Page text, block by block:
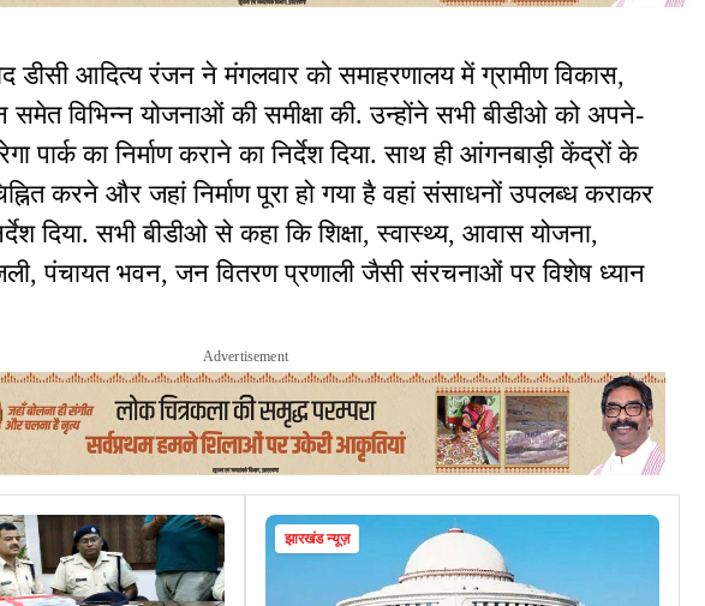
डीसी आदित्य रंजन ने मंगलवार को समाहरणालय में ग्रामीण विकास,
विभिन्न योजनाओं की समीक्षा की. उन्होंने सभी बीडीओ को अपने-
पार्क का निर्माण कराने का निर्देश दिया. साथ ही आंगनबाड़ी केंद्रों के
करने और जहां निर्माण पूरा हो गया है वहां संसाधनों उपलब्ध कराकर
दिया. सभी बीडीओ से कहा कि शिक्षा, स्वास्थ्य, आवास योजना,
पंचायत भवन, जन वितरण प्रणाली जैसी संरचनाओं पर विशेष ध्यान
Advertisement
झारखंड न्यूज़